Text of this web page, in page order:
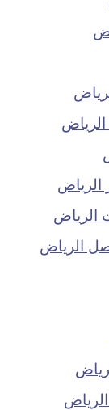
الرياض
الرياض
الرياض